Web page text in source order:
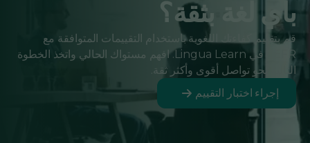
بأي لغة بثقة؟
قم بتقييم كفاءتك اللغوية باستخدام التقييمات المتوافقة مع
CEFR في Lingua Learn. افهم مستواك الحالي واتخذ الخطوة
التالية نحو تواصل أقوى وأكثر ثقة.
إجراء اختبار التقييم